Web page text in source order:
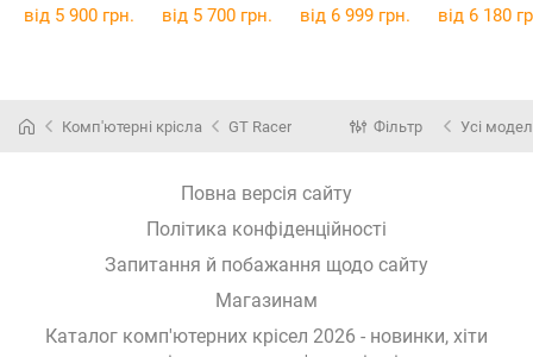
від 5 900 грн. від 5 700 грн. від 6 999 грн. від 6 180
Комп'ютерні крісла GT Racer Фільтр Усі
Повна версія сайту
Політика конфіденційності
Запитання й побажання щодо сайту
Магазинам
Каталог комп'ютерних крісел 2026 - новинки, хіти